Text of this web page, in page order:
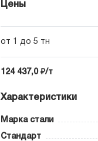
Цены
от 1 до 5 тн
124 437,0 ₽/т
Характеристики
Марка стали
Стандарт